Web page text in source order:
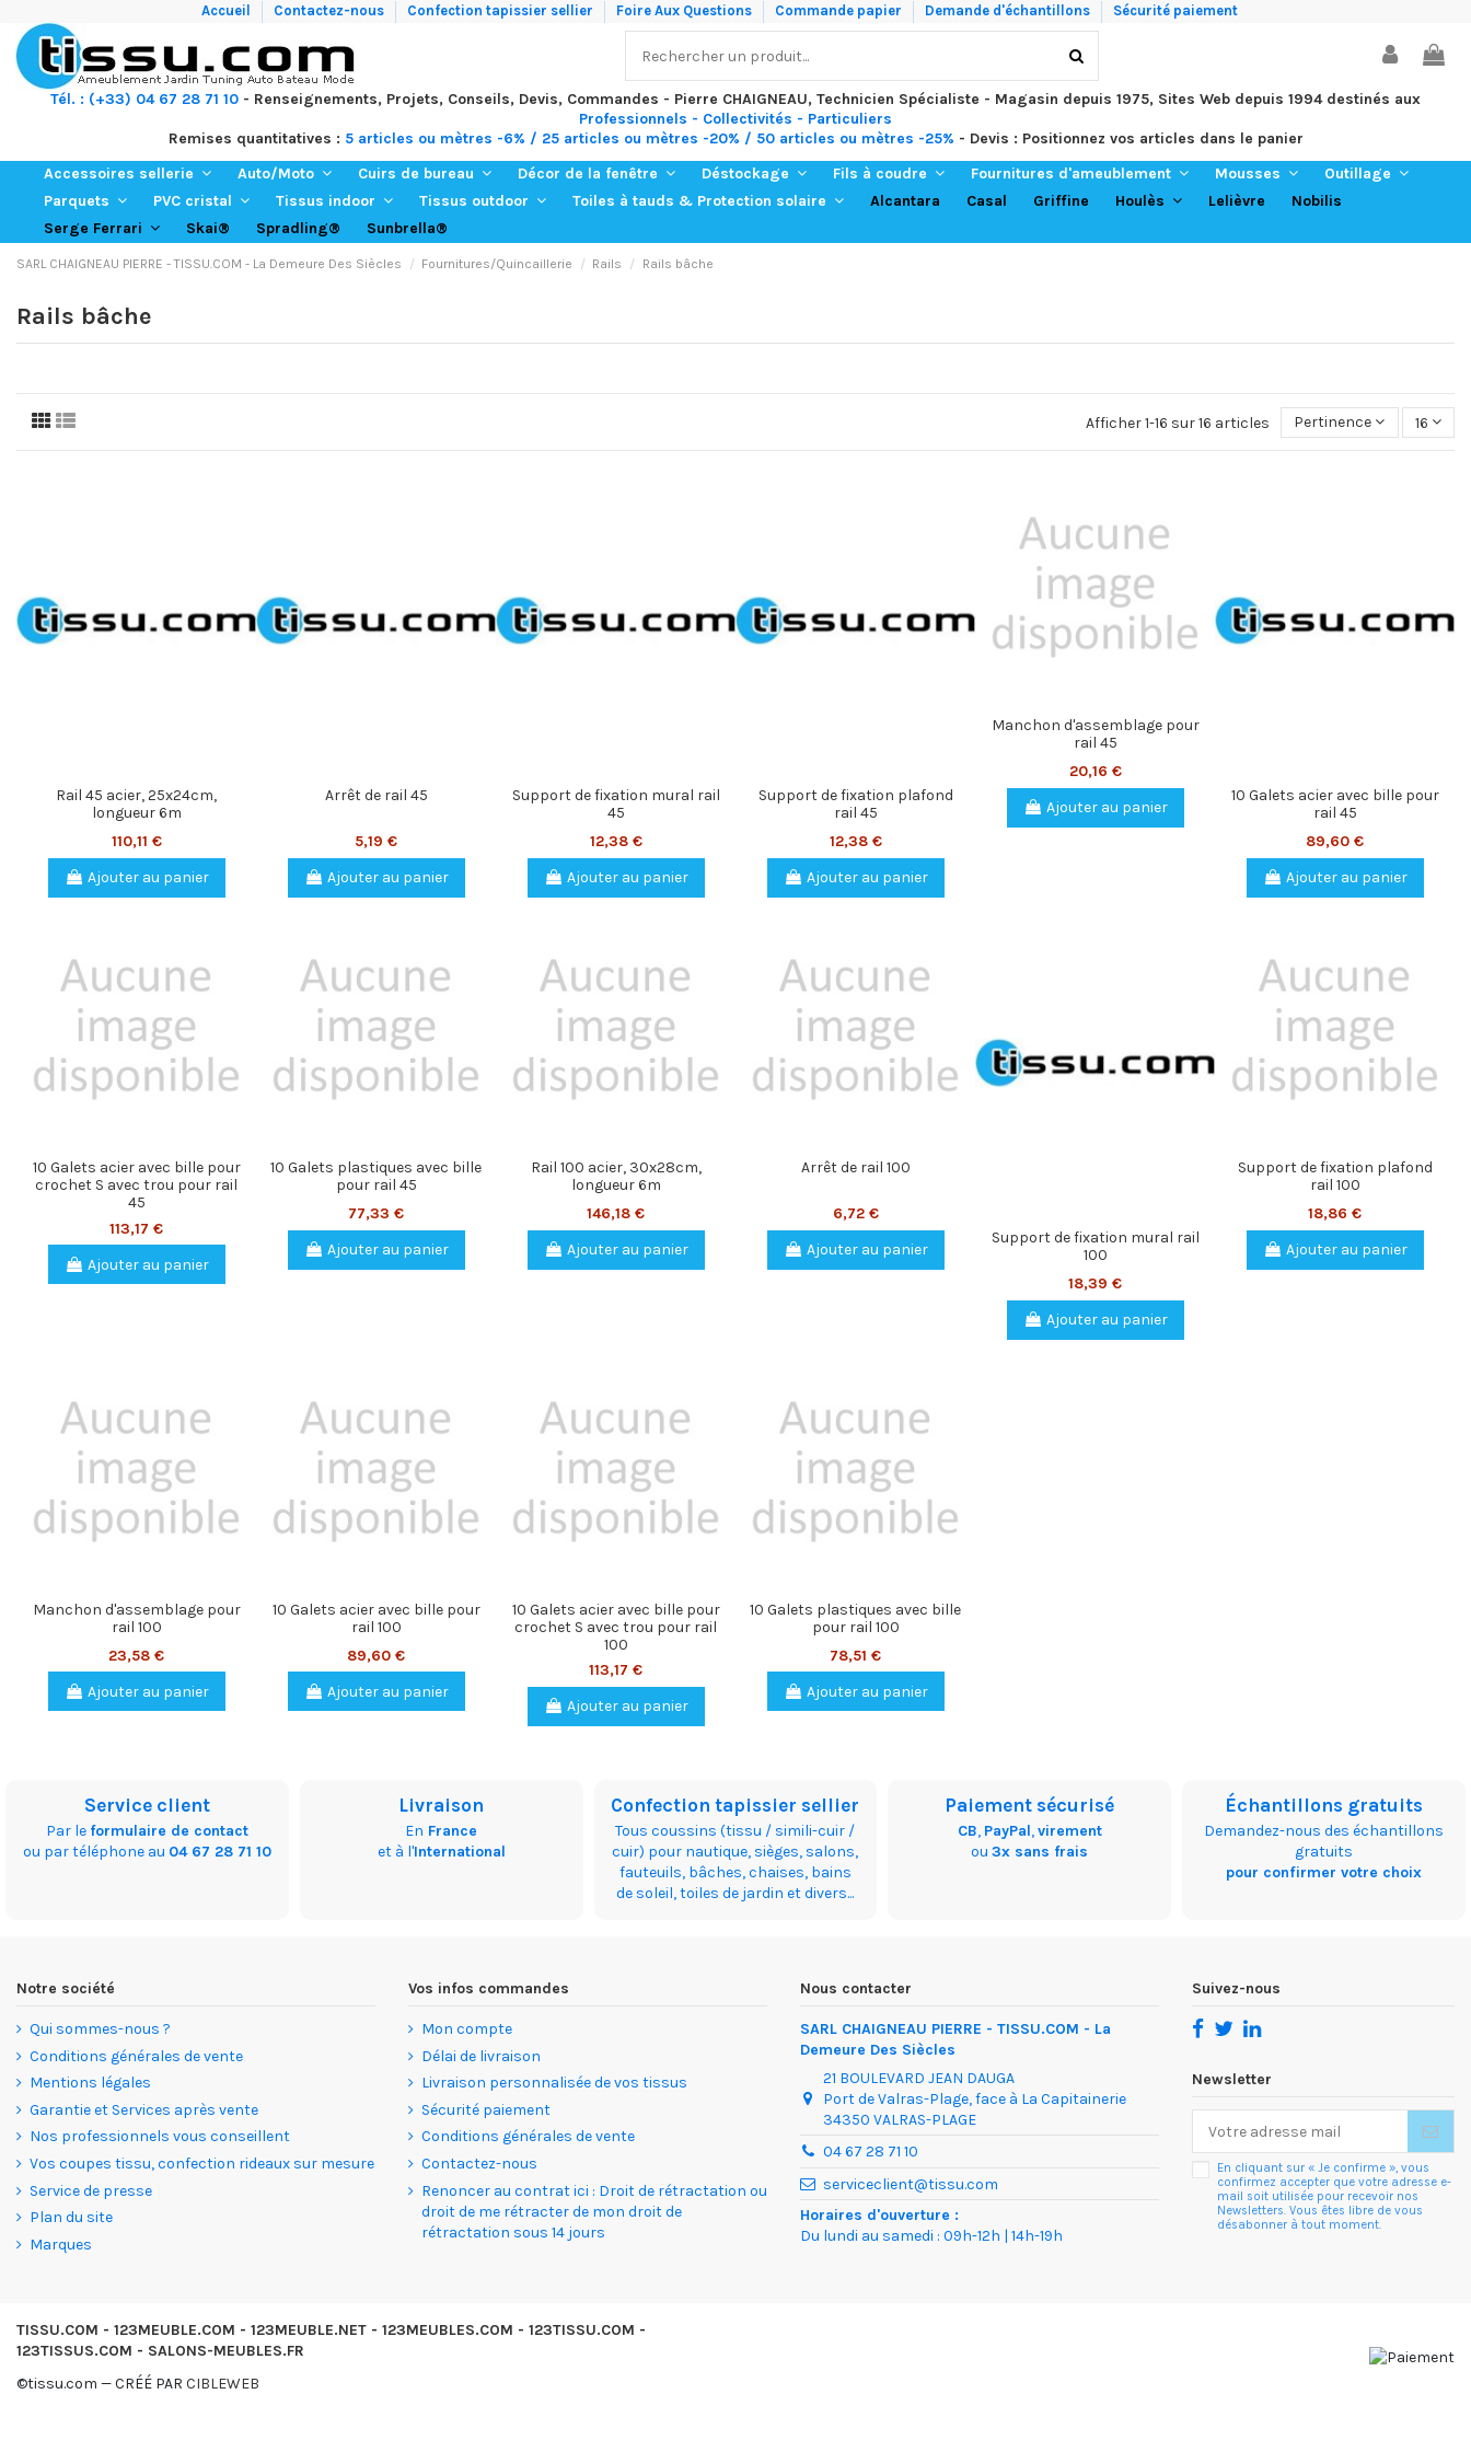
Accueil Contactez-nous Confection tapissier sellier Foire Aux Questions Commande papier Demande d'échantillons Sécurité paiement
Tél. : (+33) 04 67 28 71 10 - Renseignements, Projets, Conseils, Devis, Commandes - Pierre CHAIGNEAU, Technicien Spécialiste - Magasin depuis 1975, Sites Web depuis 1994 destinés aux
Professionnels - Collectivités - Particuliers
Remises quantitatives : 5 articles ou mètres -6% / 25 articles ou mètres -20% / 50 articles ou mètres -25% - Devis : Positionnez vos articles dans le panier
Accessoires sellerie
Auto/Moto Cuirs de bureau Décor de la fenêtre Déstockage Fils à coudre Fournitures d'ameublement Mousses
Outillage
Parquets
PVC cristal Tissus indoor Tissus outdoor Toiles à tauds & Protection solaire Alcantara Casal Griffine Houlès Lelièvre
Nobilis
Serge Ferrari
Skai® Spradling® Sunbrella®
SARL CHAIGNEAU PIERRE - TISSU.COM - La Demeure Des Siècles Fournitures/Quincaillerie Rails Rails bâche
Rails bâche
Afficher 1-16 sur 16 articles Pertinence 16
Rail 45 acier, 25x24cm,
longueur 6m
110,11 €
Ajouter au panier
Arrêt de rail 45
5,19 €
Ajouter au panier
Support de fixation mural rail
45
12,38 €
Ajouter au panier
Support de fixation plafond
rail 45
12,38 €
Ajouter au panier
Manchon d'assemblage pour
rail 45
20,16 €
Ajouter au panier
10 Galets acier avec bille pour
rail 45
89,60 €
Ajouter au panier
10 Galets acier avec bille pour
crochet S avec trou pour rail
45
113,17 €
Ajouter au panier
10 Galets plastiques avec bille
pour rail 45
77,33 €
Ajouter au panier
Rail 100 acier, 30x28cm,
longueur 6m
146,18 €
Ajouter au panier
Arrêt de rail 100
6,72 €
Ajouter au panier
Support de fixation mural rail
100
18,39 €
Ajouter au panier
Support de fixation plafond
rail 100
18,86 €
Ajouter au panier
Manchon d'assemblage pour
rail 100
23,58 €
Ajouter au panier
10 Galets acier avec bille pour
rail 100
89,60 €
Ajouter au panier
10 Galets acier avec bille pour
crochet S avec trou pour rail
100
113,17 €
Ajouter au panier
10 Galets plastiques avec bille
pour rail 100
78,51 €
Ajouter au panier
Service client
Par le formulaire de contact
ou par téléphone au 04 67 28 71 10
Livraison
En France
et à l'International
Confection tapissier sellier
Tous coussins (tissu / simili-cuir /
cuir) pour nautique, sièges, salons,
fauteuils, bâches, chaises, bains
de soleil, toiles de jardin et divers...
Paiement sécurisé
CB, PayPal,virement
ou3x sans frais
Échantillons gratuits
Demandez-nous des échantillons
gratuits
pour confirmer votre choix
Notre société
Qui sommes-nous ?
Conditions générales de vente
Mentions légales
Garantie et Services après vente
Nos professionnels vous conseillent
Vos coupes tissu, confection rideaux sur mesure
Service de presse
Plan du site
Marques
Vos infos commandes
Mon compte
Délai de livraison
Livraison personnalisée de vos tissus
Sécurité paiement
Conditions générales de vente
Contactez-nous
Renoncer au contrat ici : Droit de rétractation ou
droit de me rétracter de mon droit de
rétractation sous 14 jours
Nous contacter
SARL CHAIGNEAU PIERRE - TISSU.COM - La
Demeure Des Siècles
21 BOULEVARD JEAN DAUGA
Port de Valras-Plage, face à La Capitainerie
34350 VALRAS-PLAGE
04 67 28 71 10
serviceclient@tissu.com
Horaires d'ouverture :
Du lundi au samedi : 09h-12h | 14h-19h
Suivez-nous
Newsletter
En cliquant sur « Je confirme », vous
confirmez accepter que votre adresse e-
mail soit utilisée pour recevoir nos
Newsletters. Vous êtes libre de vous
désabonner à tout moment.
TISSU.COM - 123MEUBLE.COM - 123MEUBLE.NET - 123MEUBLES.COM - 123TISSU.COM -
123TISSUS.COM - SALONS-MEUBLES.FR
©tissu.com — CRÉÉ PAR CIBLEWEB